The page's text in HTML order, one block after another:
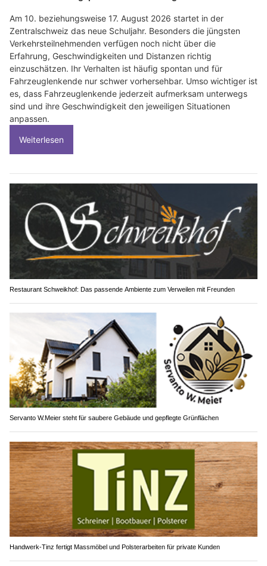
Am 10. beziehungsweise 17. August 2026 startet in der
Zentralschweiz das neue Schuljahr. Besonders die jüngsten
Verkehrsteilnehmenden verfügen noch nicht über die
Erfahrung, Geschwindigkeiten und Distanzen richtig
einzuschätzen. Ihr Verhalten ist häufig spontan und für
Fahrzeuglenkende nur schwer vorhersehbar. Umso wichtiger ist
es, dass Fahrzeuglenkende jederzeit aufmerksam unterwegs
sind und ihre Geschwindigkeit den jeweiligen Situationen
anpassen.
Weiterlesen
Restaurant Schweikhof: Das passende Ambiente zum Verweilen mit Freunden
Servanto W.Meier steht für saubere Gebäude und gepflegte Grünflächen
Handwerk-Tinz fertigt Massmöbel und Polsterarbeiten für private Kunden